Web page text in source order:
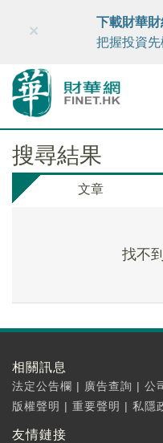
財華智庫網 FINTV
×
下載財華
把握投資先
搜尋結果
文章
找不
相關訊息
法定公告欄 | 廣告查詢 | 公
版權聲明 | 重要聲明 | 私隱
友情鏈接